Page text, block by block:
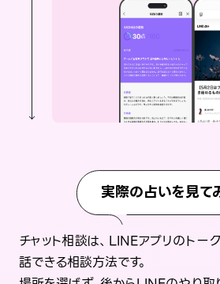
実際の占いを見て
チャット相談は、LINEアプリのト
話できる相談方法です。